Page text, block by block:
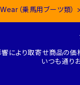
（乗馬用ブーツ類）
により取寄せ商品の価
いつも通り